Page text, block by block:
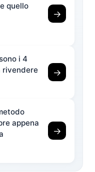
quello
→
i 4
rivendere
→
appena
→